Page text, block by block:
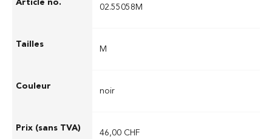
02.55058M
M
noir
46,00 CHF